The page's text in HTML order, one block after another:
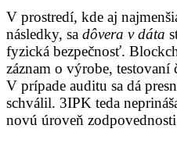
V prostredí, kde aj
následky, sa dôvera v dáta
fyzická bezpečnosť.
záznam o výrobe, testovaní
V prípade auditu sa dá
schválil. 3IPK teda
novú úroveň